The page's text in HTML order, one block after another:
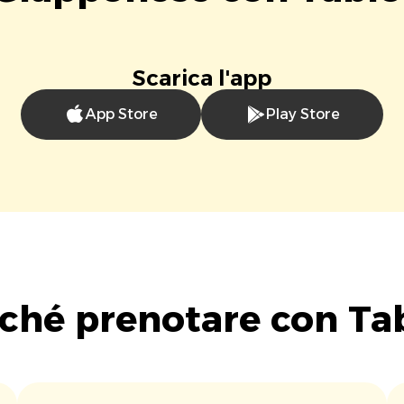
Scarica l'app
App Store Play Store
prenotare con